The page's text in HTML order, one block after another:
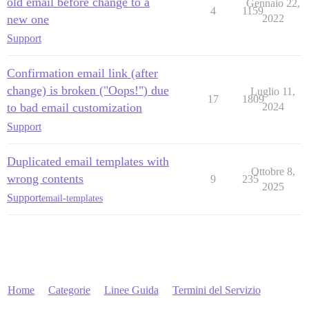
new one
Support
4 1159
Gennaio 22,
2022
Confirmation email link (after
change) is broken ("Oops!") due
to bad email customization
Support
17 1809
Luglio 11,
2024
Duplicated email templates with
wrong contents
Supportemail-templates
9 235
Ottobre 8,
2025
Home Categorie Linee Guida Termini del Servizio